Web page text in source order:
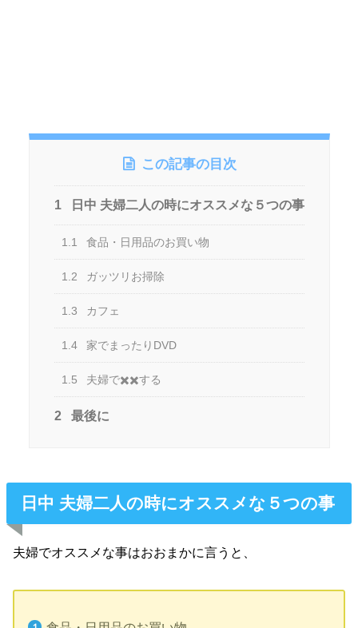
この記事の目次
1 日中 夫婦二人の時にオススメな５つの事
1.1 食品・日用品のお買い物
1.2 ガッツリお掃除
1.3 カフェ
1.4 家でまったりDVD
1.5 夫婦で✖️✖️する
2 最後に
日中 夫婦二人の時にオススメな５つの事
夫婦でオススメな事はおおまかに言うと、